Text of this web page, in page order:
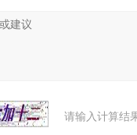
请输入计算结